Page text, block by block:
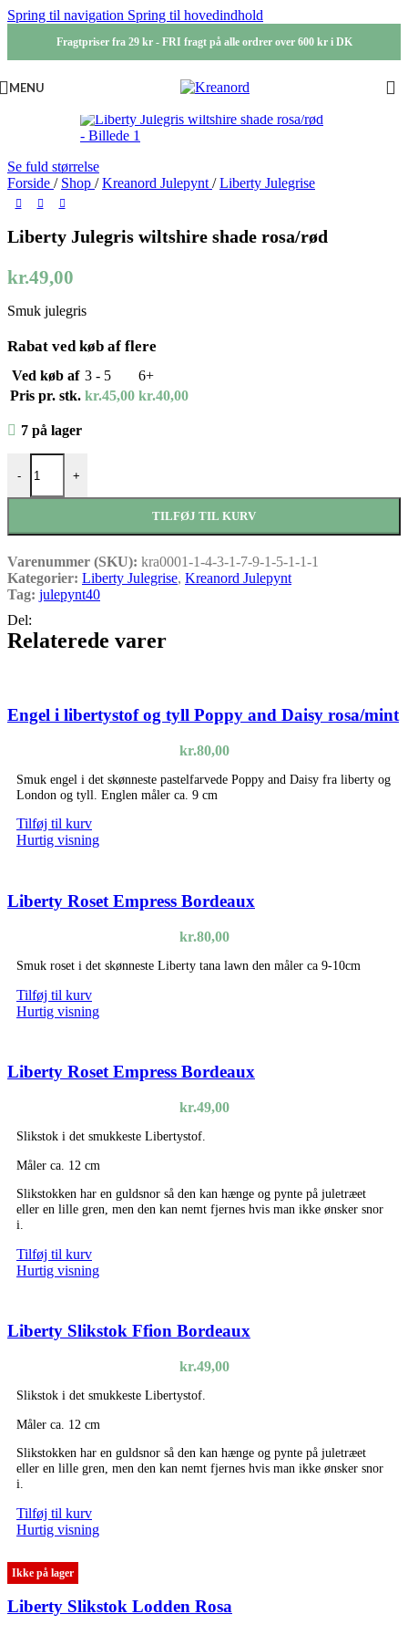
Spring til navigation Spring til hovedindhold
Fragtpriser fra 29 kr - FRI fragt på alle ordrer over 600 kr i DK
MENU
Se fuld størrelse
Forside / Shop / Kreanord Julepynt / Liberty Julegrise
Liberty Julegris wiltshire shade rosa/rød
kr.49,00
Smuk julegris
Rabat ved køb af flere
Ved køb af 3 - 5
6+
Pris pr. stk. kr.45,00 kr.40,00
7 på lager
-
Liberty Julegris wiltshire shade rosa/rød antal
+
TILFØJ TIL KURV
Varenummer (SKU): kra0001-1-4-3-1-7-9-1-5-1-1-1
Kategorier: Liberty Julegrise, Kreanord Julepynt
Tag: julepynt40
Del:
Relaterede varer
Engel i libertystof og tyll Poppy and Daisy rosa/mint
kr.80,00
Smuk engel i det skønneste pastelfarvede Poppy and Daisy fra liberty og
London og tyll. Englen måler ca. 9 cm
Tilføj til kurv
Hurtig visning
Liberty Roset Empress Bordeaux
kr.80,00
Smuk roset i det skønneste Liberty tana lawn den måler ca 9-10cm
Tilføj til kurv
Hurtig visning
Liberty Roset Empress Bordeaux
kr.49,00
Slikstok i det smukkeste Libertystof.
Måler ca. 12 cm
Slikstokken har en guldsnor så den kan hænge og pynte på juletræet
eller en lille gren, men den kan nemt fjernes hvis man ikke ønsker snor
i.
Tilføj til kurv
Hurtig visning
Liberty Slikstok Ffion Bordeaux
kr.49,00
Slikstok i det smukkeste Libertystof.
Måler ca. 12 cm
Slikstokken har en guldsnor så den kan hænge og pynte på juletræet
eller en lille gren, men den kan nemt fjernes hvis man ikke ønsker snor
i.
Tilføj til kurv
Hurtig visning
Ikke på lager
Liberty Slikstok Lodden Rosa